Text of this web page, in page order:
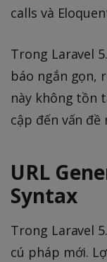
calls và
Trong Laravel
báo ngắn gọn,
này không tồn
cập đến vấn đề
URL
Syntax
Trong Laravel
cú pháp mới.